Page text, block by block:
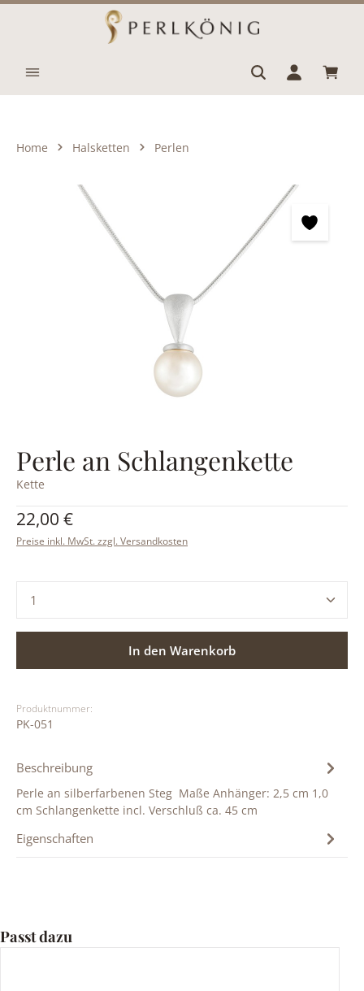
Zum Hauptinhalt springen
Home Halsketten Perlen
Bildergalerie überspringen
Perle an Schlangenkette
Kette
Regulärer Preis:
22,00 €
Preise inkl. MwSt. zzgl. Versandkosten
Produkt Anzahl: Gib den gewünschten Wert ein
In den Warenkorb
Produktnummer:
PK-051
Beschreibung
Perle an silberfarbenen Steg Maße Anhänger: 2,5 cm 1,0
cm Schlangenkette incl. Verschluß ca. 45 cm
Eigenschaften
Produktgalerie überspringen
Passt dazu